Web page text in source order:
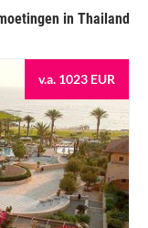
in Thailand
v.a. 1023 EUR